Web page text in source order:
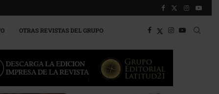
OTRAS REVISTAS DEL GRUPO